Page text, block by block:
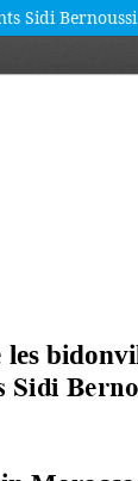
Sidi Bernoussi